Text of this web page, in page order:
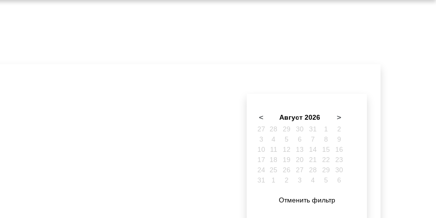
< Август 2026 >
27 28 29 30 31 1
2
3
4 5 6 7 8
9
10
11 12 13 14 15
16
17
18 19 20 21 22
23
24
25 26 27 28 29
30
31
1 2 3 4 5 6
Отменить фильтр